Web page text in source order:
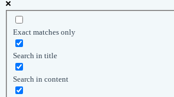
Exact matches only
Search in title
Search in content